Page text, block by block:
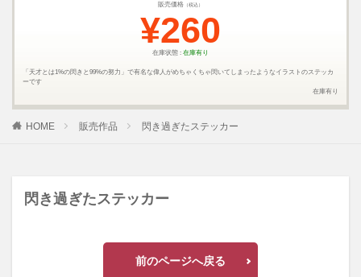
販売価格 （税込）
¥260
在庫状態 : 在庫有り
「天才とは1%の閃きと99%の努力」で有名な偉人がめちゃくちゃ閃いてしまったようなイラストのステッカ
ーです
在庫有り
HOME 販売作品 閃き過ぎたステッカー
閃き過ぎたステッカー
前のページへ戻る